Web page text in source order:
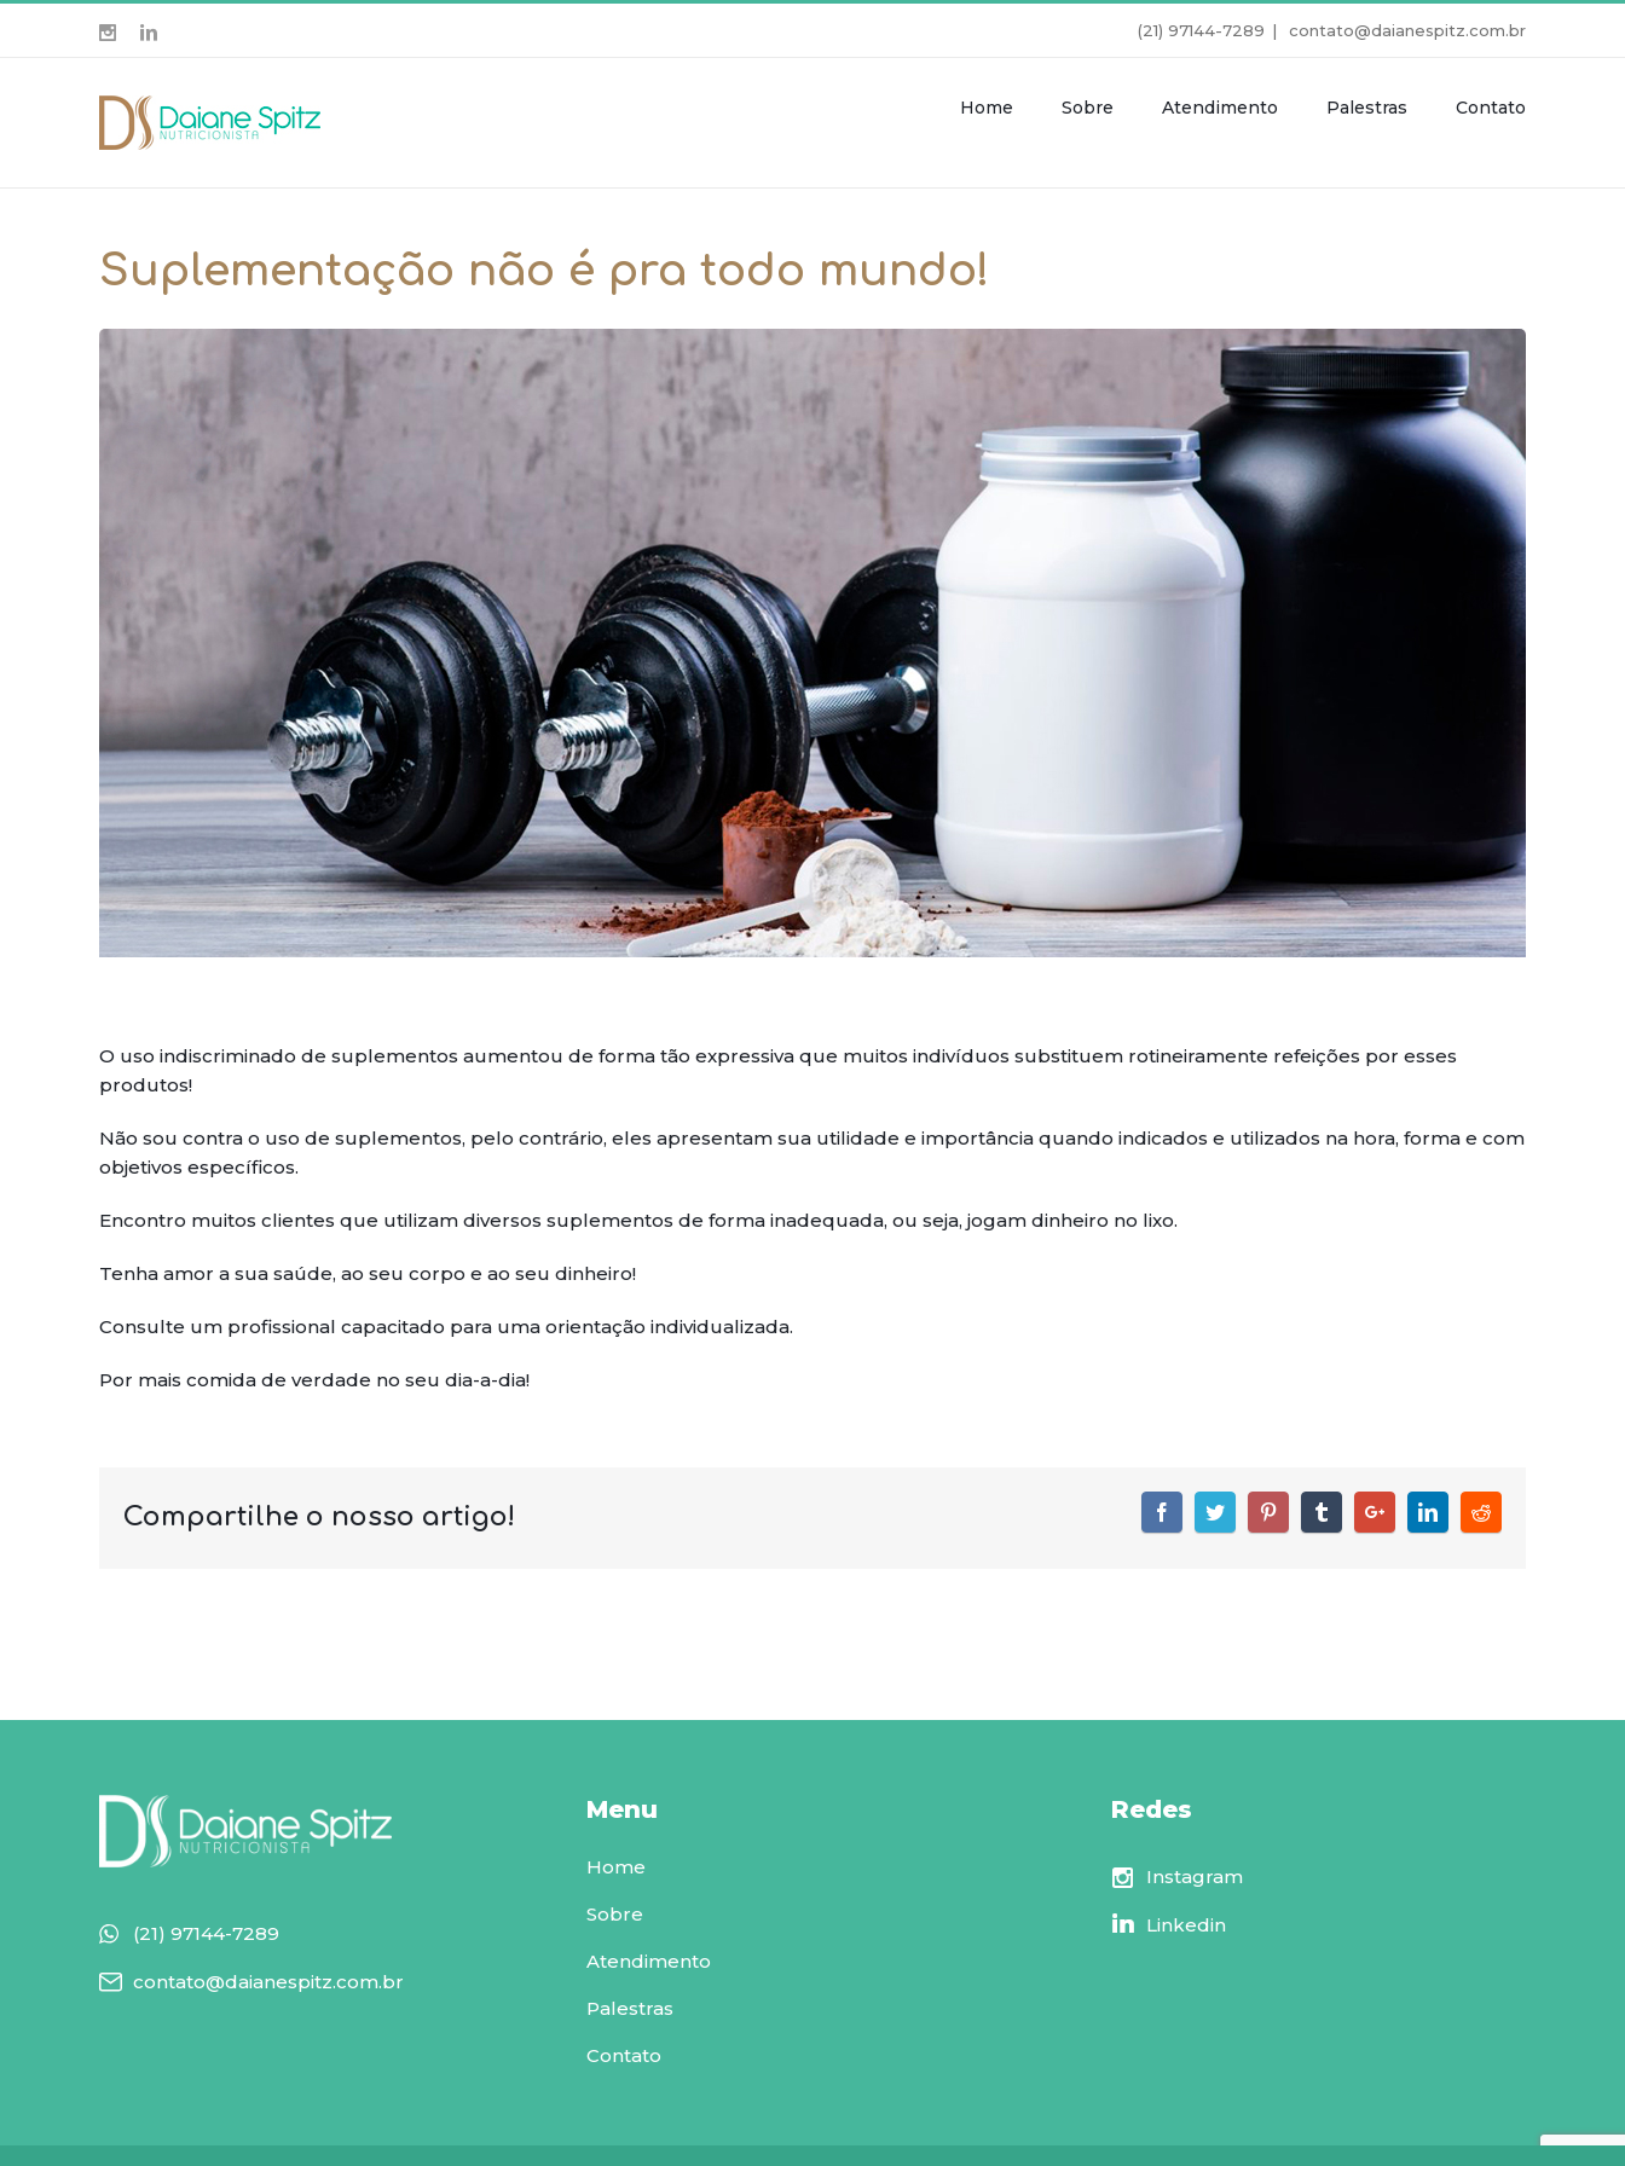
(21) 97144-7289 | contato@daianespitz.com.br
Home Sobre Atendimento Palestras Contato
Suplementação não é pra todo mundo!
O uso indiscriminado de suplementos aumentou de forma tão expressiva que muitos indivíduos substituem rotineiramente refeições por esses
produtos!
Não sou contra o uso de suplementos, pelo contrário, eles apresentam sua utilidade e importância quando indicados e utilizados na hora, forma e com
objetivos específicos.
Encontro muitos clientes que utilizam diversos suplementos de forma inadequada, ou seja, jogam dinheiro no lixo.
Tenha amor a sua saúde, ao seu corpo e ao seu dinheiro!
Consulte um profissional capacitado para uma orientação individualizada.
Por mais comida de verdade no seu dia-a-dia!
Compartilhe o nosso artigo!
(21) 97144-7289
contato@daianespitz.com.br
Menu
Home
Sobre
Atendimento
Palestras
Contato
Redes
Instagram
Linkedin